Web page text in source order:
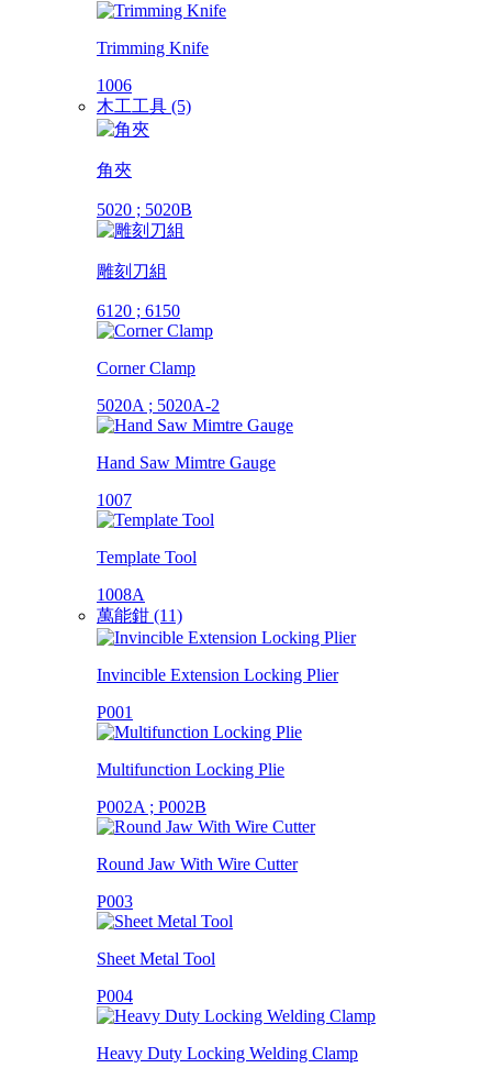
Trimming Knife
1006
木工工具 (5)
角夾
5020 ; 5020B
雕刻刀組
6120 ; 6150
Corner Clamp
5020A ; 5020A-2
Hand Saw Mimtre Gauge
1007
Template Tool
1008A
萬能鉗 (11)
Invincible Extension Locking Plier
P001
Multifunction Locking Plie
P002A ; P002B
Round Jaw With Wire Cutter
P003
Sheet Metal Tool
P004
Heavy Duty Locking Welding Clamp